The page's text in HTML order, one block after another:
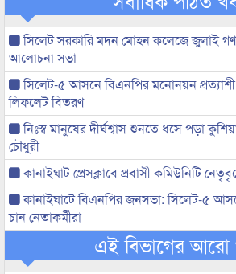
সিলেট সরকারি মদন মোহন কলেজে জুলাই
আলোচনা সভা
সিলেট-৫ আসনে বিএনপির মনোনয়ন
লিফলেট বিতরণ
নিঃস্ব মানুষের দীর্ঘশ্বাস শুনতে ধসে পড়া
চৌধুরী
কানাইঘাট প্রেসক্লাবে প্রবাসী কমিউনিটি
কানাইঘাটে বিএনপির জনসভা: সিলেট-৫ আসনে
চান নেতাকর্মীরা
এই বিভাগের আরো